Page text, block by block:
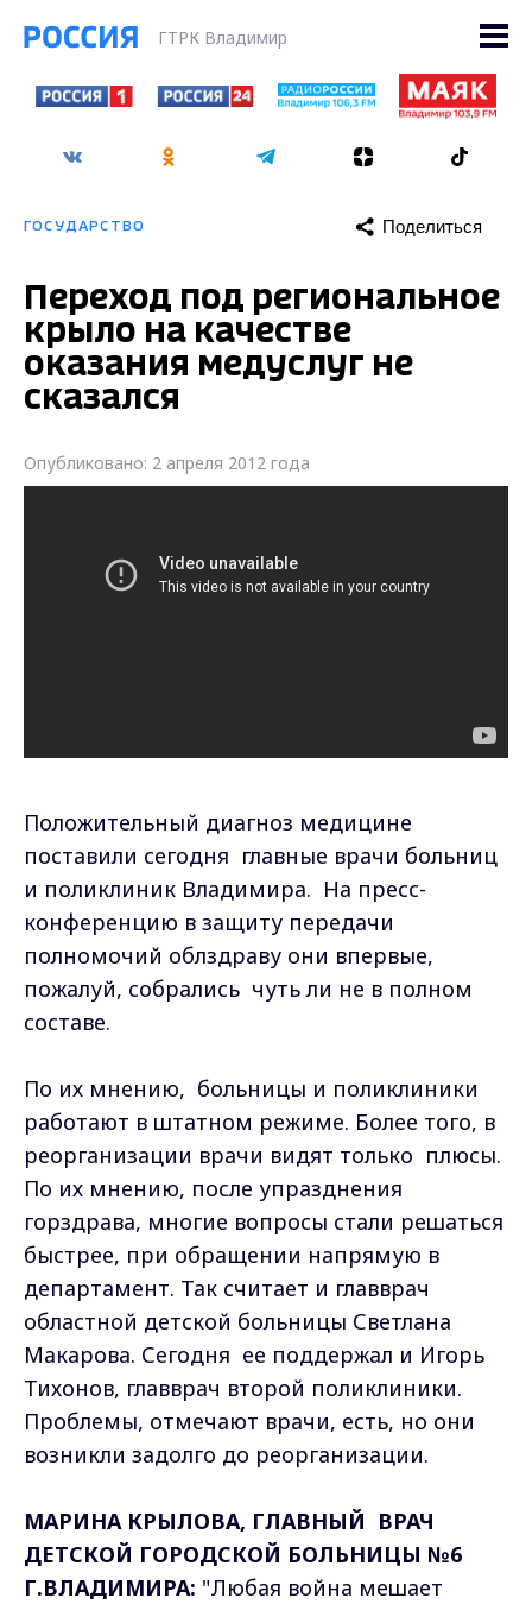
ГТРК Владимир
ГОСУДАРСТВО Поделиться
Переход под региональное
крыло на качестве
оказания медуслуг не
сказался
Опубликовано: 2 апреля 2012 года
Положительный диагноз медицине
поставили сегодня главные врачи больниц
и поликлиник Владимира. На пресс-
конференцию в защиту передачи
полномочий облздраву они впервые,
пожалуй, собрались чуть ли не в полном
составе.
По их мнению, больницы и поликлиники
работают в штатном режиме. Более того, в
реорганизации врачи видят только плюсы.
По их мнению, после упразднения
горздрава, многие вопросы стали решаться
быстрее, при обращении напрямую в
департамент. Так считает и главврач
областной детской больницы Светлана
Макарова. Сегодня ее поддержал и Игорь
Тихонов, главврач второй поликлиники.
Проблемы, отмечают врачи, есть, но они
возникли задолго до реорганизации.
МАРИНА КРЫЛОВА, ГЛАВНЫЙ ВРАЧ
ДЕТСКОЙ ГОРОДСКОЙ БОЛЬНИЦЫ №6
Г.ВЛАДИМИРА: "Любая война мешает